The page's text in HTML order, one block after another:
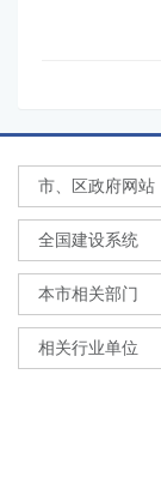
市、区政府网站
全国建设系统
本市相关部门
相关行业单位